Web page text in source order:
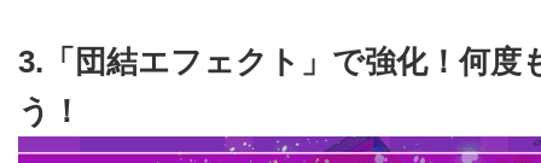
3.「団結エフェクト」で強化！何度
う！